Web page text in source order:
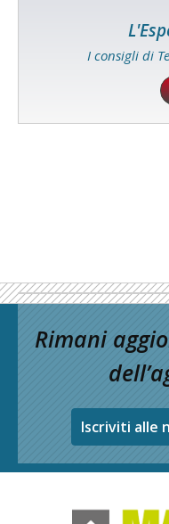
I consigli di
Rimani
Iscriviti alle